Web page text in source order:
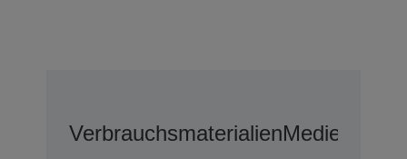
VerbrauchsmaterialienMedien